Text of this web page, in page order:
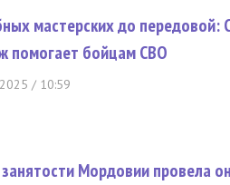
мастерских до передовой:
помогает бойцам СВО
/ 10:59
Мордовии провела